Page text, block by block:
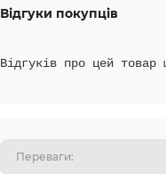
Відгуки покупців
Відгуків про цей товар